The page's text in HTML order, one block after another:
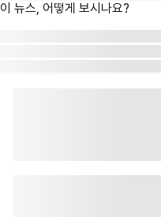
이 뉴스, 어떻게 보시나요?